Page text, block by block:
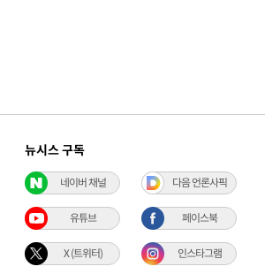
뉴시스 구독
네이버 채널 다음 언론사픽
유튜브 페이스북
X (트위터) 인스타그램